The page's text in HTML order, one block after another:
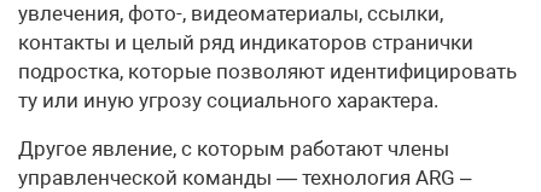
увлечения, фото-, видеоматериалы, ссылки,
контакты и целый ряд индикаторов странички
подростка, которые позволяют идентифицировать
ту или иную угрозу социального характера.
Другое явление, с которым работают члены
управленческой команды — технология ARG –